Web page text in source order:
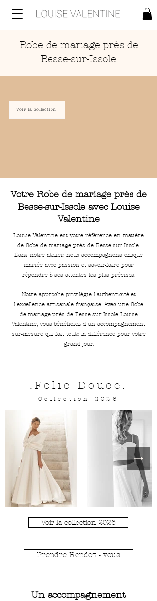
Robe de mariage près de
Besse-sur-Issole
Voir la collection
Votre Robe de mariage près de
Besse-sur-Issole avec Louise
Valentine
Louise Valentine est votre référence en matière
de Robe de mariage près de Besse-sur-Issole.
Dans notre atelier, nous accompagnons chaque
mariée avec passion et savoir-faire pour
répondre à ses attentes les plus précises.
Notre approche privilégie l'authenticité et
l'excellence artisanale française. Avec une Robe
de mariage près de Besse-sur-Issole Louise
Valentine, vous bénéficiez d'un accompagnement
sur-mesure qui fait toute la différence pour votre
grand jour.
.Folie Douce.
Collection 2026
Voir la collection 2026
Prendre Rendez - vous
Un accompagnement